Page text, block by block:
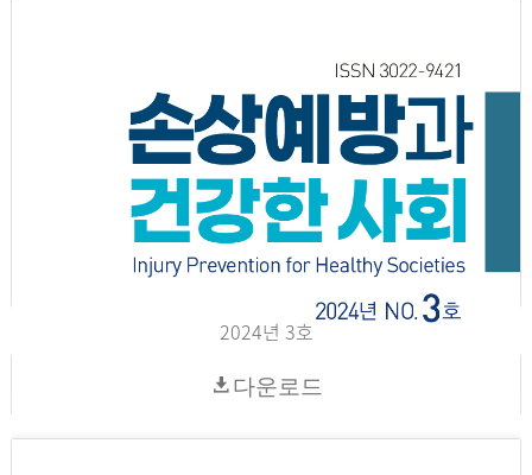
2024년 3호
다운로드